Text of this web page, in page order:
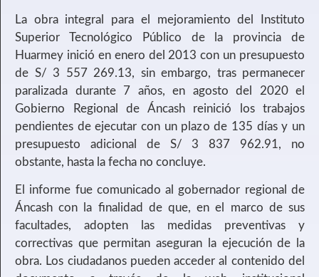
La obra integral para el mejoramiento del Instituto
Superior Tecnológico Público de la provincia de
Huarmey inició en enero del 2013 con un presupuesto
de S/ 3 557 269.13, sin embargo, tras permanecer
paralizada durante 7 años, en agosto del 2020 el
Gobierno Regional de Áncash reinició los trabajos
pendientes de ejecutar con un plazo de 135 días y un
presupuesto adicional de S/ 3 837 962.91, no
obstante, hasta la fecha no concluye.
El informe fue comunicado al gobernador regional de
Áncash con la finalidad de que, en el marco de sus
facultades, adopten las medidas preventivas y
correctivas que permitan aseguran la ejecución de la
obra. Los ciudadanos pueden acceder al contenido del